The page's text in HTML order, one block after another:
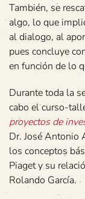
También, se
algo, lo que
al dialogo, al
pues concluye
en función de lo
Durante toda la
cabo el curso-
proyectos de
Dr. José Antonio
los conceptos
Piaget y su
Rolando García.